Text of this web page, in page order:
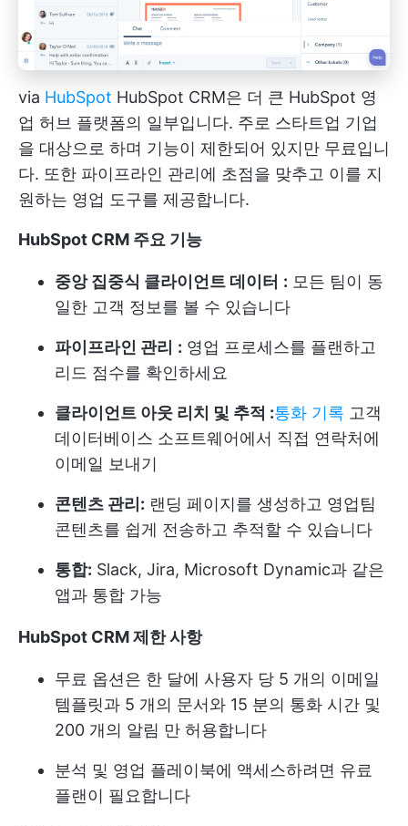
via HubSpot HubSpot CRM은 더 큰 HubSpot 영
업 허브 플랫폼의 일부입니다. 주로 스타트업 기업
을 대상으로 하며 기능이 제한되어 있지만 무료입니
다. 또한 파이프라인 관리에 초점을 맞추고 이를 지
원하는 영업 도구를 제공합니다.
HubSpot CRM 주요 기능
중앙 집중식 클라이언트 데이터 : 모든 팀이 동
일한 고객 정보를 볼 수 있습니다
파이프라인 관리 : 영업 프로세스를 플랜하고
리드 점수를 확인하세요
클라이언트 아웃 리치 및 추적 :통화 기록 고객
데이터베이스 소프트웨어에서 직접 연락처에
이메일 보내기
콘텐츠 관리: 랜딩 페이지를 생성하고 영업팀
콘텐츠를 쉽게 전송하고 추적할 수 있습니다
통합: Slack, Jira, Microsoft Dynamic과 같은
앱과 통합 가능
HubSpot CRM 제한 사항
무료 옵션은 한 달에 사용자 당 5 개의 이메일
템플릿과 5 개의 문서와 15 분의 통화 시간 및
200 개의 알림 만 허용합니다
분석 및 영업 플레이북에 액세스하려면 유료
플랜이 필요합니다